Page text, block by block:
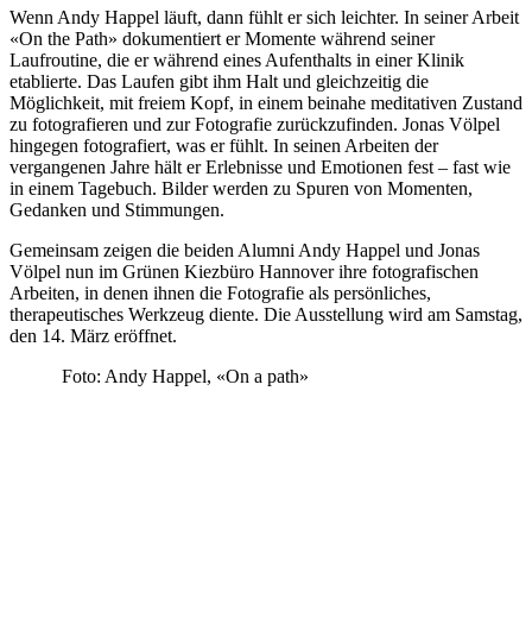
Wenn Andy Happel läuft, dann fühlt er sich leichter. In seiner Arbeit
«On the Path» dokumentiert er Momente während seiner
Laufroutine, die er während eines Aufenthalts in einer Klinik
etablierte. Das Laufen gibt ihm Halt und gleichzeitig die
Möglichkeit, mit freiem Kopf, in einem beinahe meditativen Zustand
zu fotografieren und zur Fotografie zurückzufinden. Jonas Völpel
hingegen fotografiert, was er fühlt. In seinen Arbeiten der
vergangenen Jahre hält er Erlebnisse und Emotionen fest – fast wie
in einem Tagebuch. Bilder werden zu Spuren von Momenten,
Gedanken und Stimmungen.
Gemeinsam zeigen die beiden Alumni Andy Happel und Jonas
Völpel nun im Grünen Kiezbüro Hannover ihre fotografischen
Arbeiten, in denen ihnen die Fotografie als persönliches,
therapeutisches Werkzeug diente. Die Ausstellung wird am Samstag,
den 14. März eröffnet.
Foto: Andy Happel, «On a path»